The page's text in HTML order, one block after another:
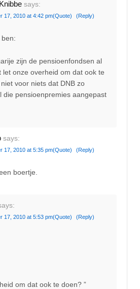
says:
17, 2010 at 4:42 pm(Quote) (Reply)
zijn de pensioenfondsen al
onze overheid om dat ook te
voor niets dat DNB zo
die pensioenpremies aangepast
says:
17, 2010 at 5:35 pm(Quote) (Reply)
boertje.
17, 2010 at 5:53 pm(Quote) (Reply)
om dat ook te doen? ”